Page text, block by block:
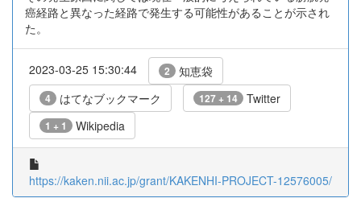
癌経路と異なった経路で発生する可能性があることが示され
た。
2023-03-25 15:30:44 2 知恵袋
4 はてなブックマーク 127 + 14 Twitter
1 + 1 Wikipedia
https://kaken.nii.ac.jp/grant/KAKENHI-PROJECT-12576005/